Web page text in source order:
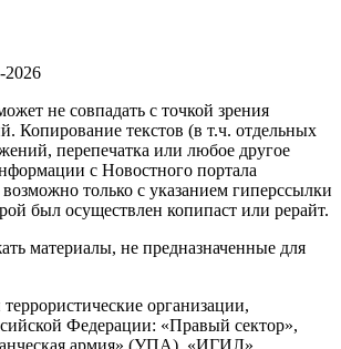
2026
не совпадать с точкой зрения
Копирование текстов (в т.ч. отдельных
перепечатка или любое другое
с Новостного портала
только с указанием гиперссылки
был осуществлен копипаст или рерайт.
материалы, не предназначенные для
организации,
Федерации: «Правый сектор»,